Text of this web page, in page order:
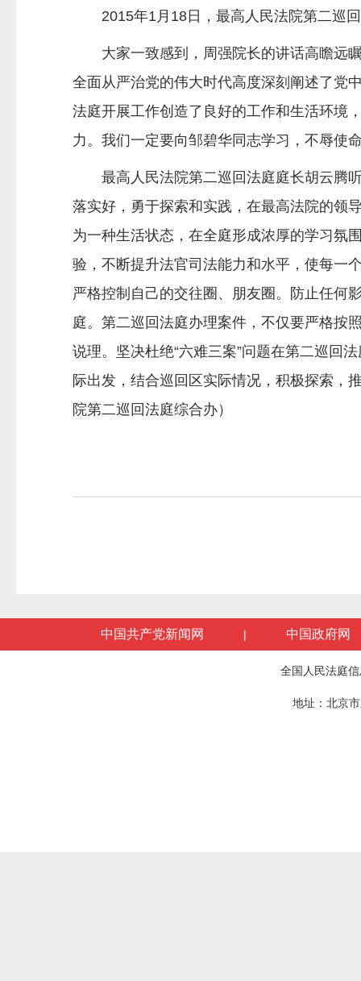
2015年1月18日，最高人民法院第二巡
大家一致感到，周强院长的讲话高瞻远
全面从严治党的伟大时代高度深刻阐述了党
法庭开展工作创造了良好的工作和生活环境
力。我们一定要向邹碧华同志学习，不辱使
最高人民法院第二巡回法庭庭长胡云腾
落实好，勇于探索和实践，在最高法院的领
为一种生活状态，在全庭形成浓厚的学习氛
验，不断提升法官司法能力和水平，使每一
严格控制自己的交往圈、朋友圈。防止任何
庭。第二巡回法庭办理案件，不仅要严格按
说理。坚决杜绝“六难三案”问题在第二巡回
际出发，结合巡回区实际情况，积极探索，
院第二巡回法庭综合办）
中国共产党新闻网 | 中国政府网
全国人民法庭
地址：北京